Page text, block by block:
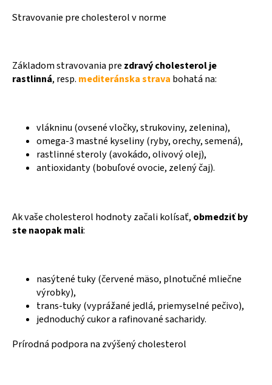
Stravovanie pre cholesterol v norme
Základom stravovania pre zdravý cholesterol je
rastlinná, resp. mediteránska strava bohatá na:
vlákninu (ovsené vločky, strukoviny, zelenina),
omega-3 mastné kyseliny (ryby, orechy, semená),
rastlinné steroly (avokádo, olivový olej),
antioxidanty (bobuľové ovocie, zelený čaj).
Ak vaše cholesterol hodnoty začali kolísať, obmedziť by
ste naopak mali:
nasýtené tuky (červené mäso, plnotučné mliečne
výrobky),
trans-tuky (vyprážané jedlá, priemyselné pečivo),
jednoduchý cukor a rafinované sacharidy.
Prírodná podpora na zvýšený cholesterol